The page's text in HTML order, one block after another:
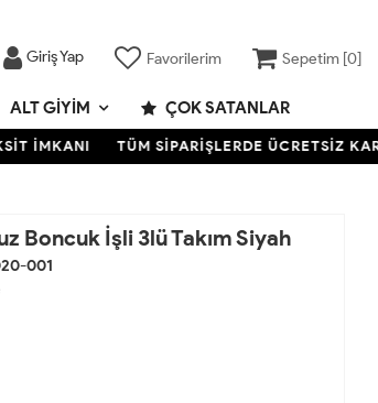
Giriş Yap Favorilerim Sepetim [0]
ALT GIYIM ÇOK SATANLAR
TÜM SİPARİŞLERDE ÜCRETSİZ KARGO-
Boncuk İşli 3lü Takım Siyah
001